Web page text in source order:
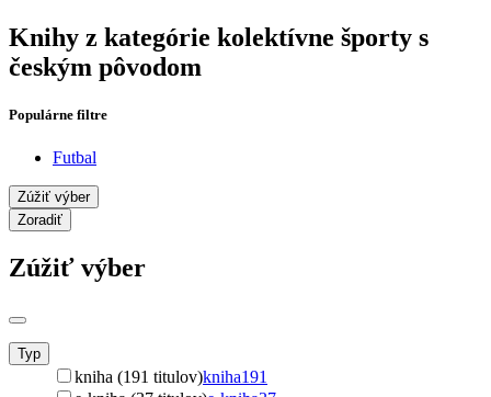
Knihy z kategórie kolektívne športy s
českým pôvodom
Populárne filtre
Futbal
Zúžiť výber
Zoradiť
Zúžiť výber
Typ
kniha (191 titulov)kniha191